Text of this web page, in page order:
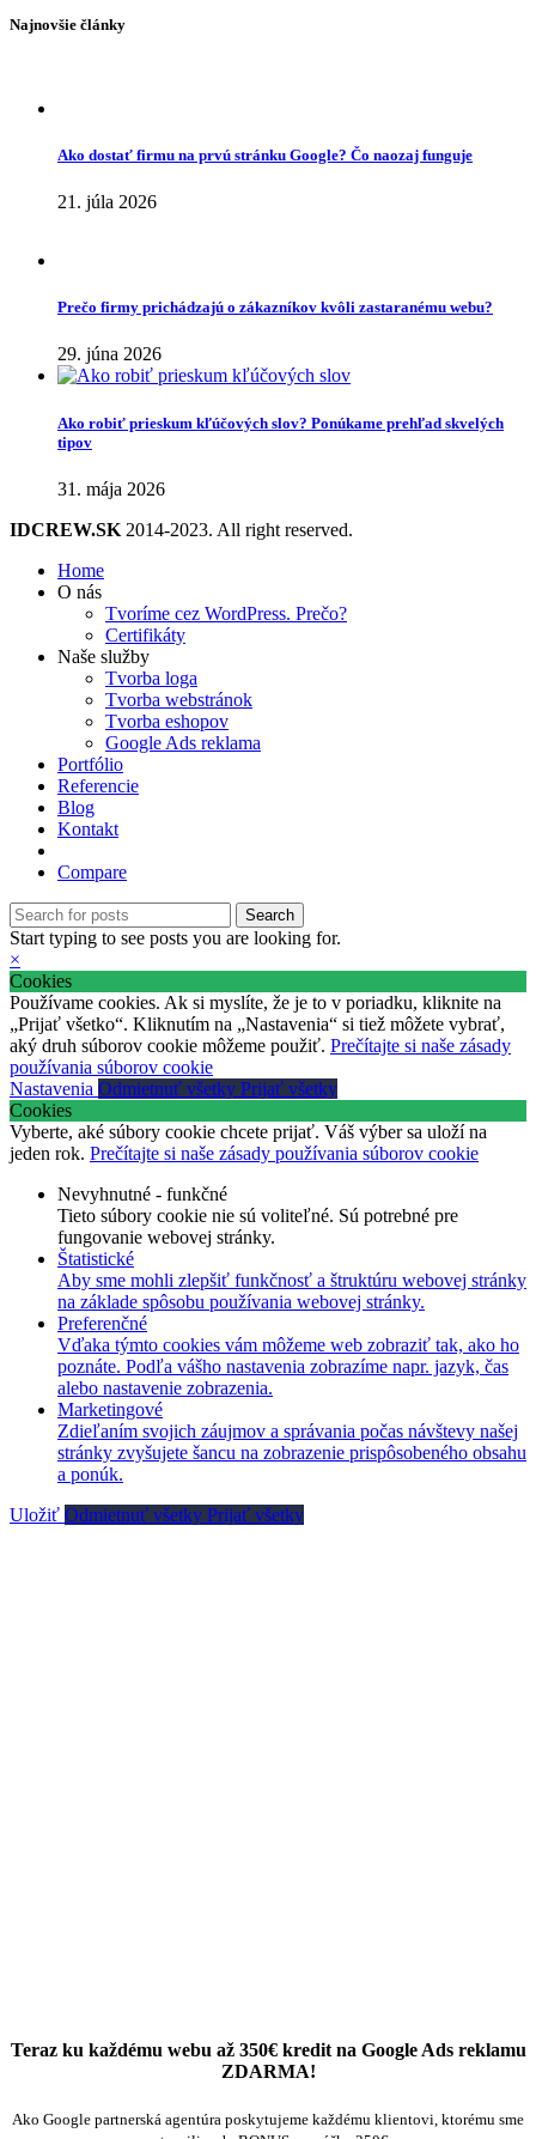
Najnovšie články
Ako dostať firmu na prvú stránku Google? Čo naozaj funguje
21. júla 2026
Prečo firmy prichádzajú o zákazníkov kvôli zastaranému webu?
29. júna 2026
Ako robiť prieskum kľúčových slov? Ponúkame prehľad skvelých
tipov
31. mája 2026
IDCREW.SK 2014-2023. All right reserved.
Home
O nás
Tvoríme cez WordPress. Prečo?
Certifikáty
Naše služby
Tvorba loga
Tvorba webstránok
Tvorba eshopov
Google Ads reklama
Portfólio
Referencie
Blog
Kontakt
Compare
Search
Start typing to see posts you are looking for.
×
Cookies
Používame cookies. Ak si myslíte, že je to v poriadku, kliknite na
„Prijať všetko“. Kliknutím na „Nastavenia“ si tiež môžete vybrať,
aký druh súborov cookie môžeme použiť. Prečítajte si naše zásady
používania súborov cookie
Nastavenia Odmietnuť všetky Prijať všetky
Cookies
Vyberte, aké súbory cookie chcete prijať. Váš výber sa uloží na
jeden rok. Prečítajte si naše zásady používania súborov cookie
Nevyhnutné - funkčné
Tieto súbory cookie nie sú voliteľné. Sú potrebné pre
fungovanie webovej stránky.
Štatistické
Aby sme mohli zlepšiť funkčnosť a štruktúru webovej stránky
na základe spôsobu používania webovej stránky.
Preferenčné
Vďaka týmto cookies vám môžeme web zobraziť tak, ako ho
poznáte. Podľa vášho nastavenia zobrazíme napr. jazyk, čas
alebo nastavenie zobrazenia.
Marketingové
Zdieľaním svojich záujmov a správania počas návštevy našej
stránky zvyšujete šancu na zobrazenie prispôsobeného obsahu
a ponúk.
Uložiť Odmietnuť všetky Prijať všetky
Teraz ku každému webu až 350€ kredit na Google Ads reklamu
ZDARMA!
Ako Google partnerská agentúra poskytujeme každému klientovi, ktorému sme